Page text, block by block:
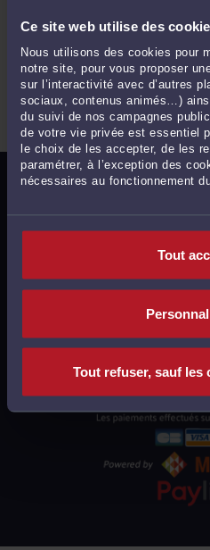
Ce site web utilise des
Nous utilisons des cookies pour
notre site, pour vous proposer
sur l’interactivité avec d’autres
sociaux, contenus animés…)
du suivi de nos campagnes
de votre vie privée est essentiel
le choix de les accepter, de les
paramétrer, à l’exception des
nécessaires au fonctionnement
Tout
Tout refuser, sauf les
MENTIONS LÉGALES
POLITIQUE DE
POLITIQUE DES
CGU AVOCATS
CGUV UTILISATEURS
PLAN DU SITE
SUPPORT